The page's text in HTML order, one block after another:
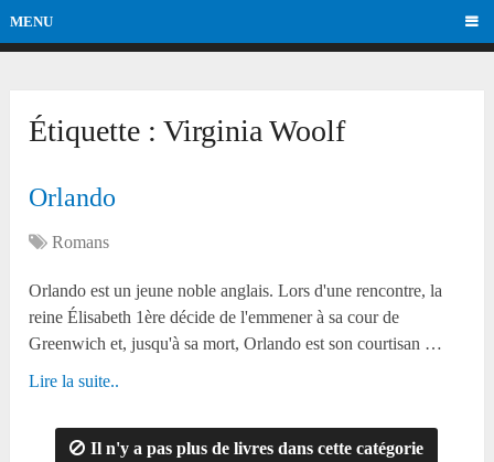
MENU
Étiquette :Virginia Woolf
Orlando
Romans
Orlando est un jeune noble anglais. Lors d'une rencontre, la
reine Élisabeth 1ère décide de l'emmener à sa cour de
Greenwich et, jusqu'à sa mort, Orlando est son courtisan …
Lire la suite..
Il n'y a pas plus de livres dans cette catégorie